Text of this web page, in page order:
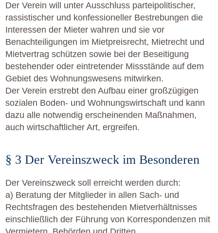
Der Verein will unter Ausschluss parteipolitischer,
rassistischer und konfessioneller Bestrebungen die
Interessen der Mieter wahren und sie vor
Benachteiligungen im Mietpreisrecht, Mietrecht und
Mietvertrag schützen sowie bei der Beseitigung
bestehender oder eintretender Missstände auf dem
Gebiet des Wohnungswesens mitwirken.
Der Verein erstrebt den Aufbau einer großzügigen
sozialen Boden- und Wohnungswirtschaft und kann
dazu alle notwendig erscheinenden Maßnahmen,
auch wirtschaftlicher Art, ergreifen.
§ 3 Der Vereinszweck im Besonderen
Der Vereinszweck soll erreicht werden durch:
a) Beratung der Mitglieder in allen Sach- und
Rechtsfragen des bestehenden Mietverhältnisses
einschließlich der Führung von Korrespondenzen mit